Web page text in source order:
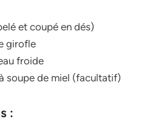
et coupé en dés)
girofle
froide
soupe de miel (facultatif)
: